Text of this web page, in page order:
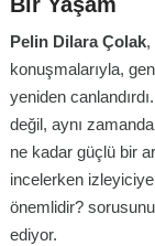
Pelin Dilara Çolak,
konuşmalarıyla,
yeniden
değil, aynı
ne kadar güçlü bir
incelerken
önemlidir?
ediyor.